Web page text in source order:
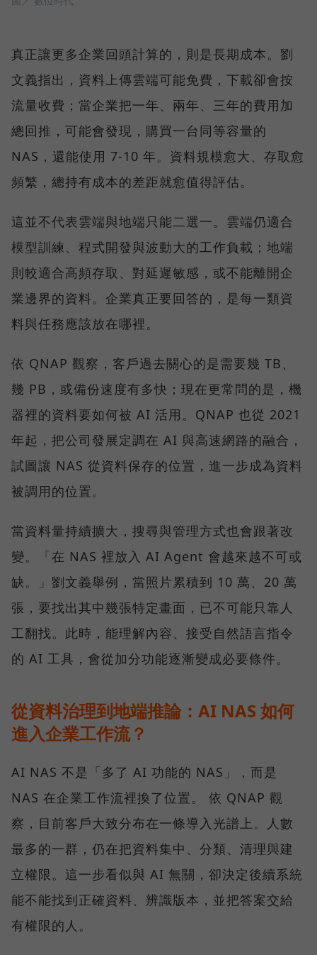
真正讓更多企業回頭計算的，則是長期成本。劉
文義指出，資料上傳雲端可能免費，下載卻會按
流量收費；當企業把一年、兩年、三年的費用加
總回推，可能會發現，購買一台同等容量的
NAS，還能使用 7-10 年。資料規模愈大、存取愈
頻繁，總持有成本的差距就愈值得評估。
這並不代表雲端與地端只能二選一。雲端仍適合
模型訓練、程式開發與波動大的工作負載；地端
則較適合高頻存取、對延遲敏感，或不能離開企
業邊界的資料。企業真正要回答的，是每一類資
料與任務應該放在哪裡。
依 QNAP 觀察，客戶過去關心的是需要幾 TB、
幾 PB，或備份速度有多快；現在更常問的是，機
器裡的資料要如何被 AI 活用。QNAP 也從 2021
年起，把公司發展定調在 AI 與高速網路的融合，
試圖讓 NAS 從資料保存的位置，進一步成為資料
被調用的位置。
當資料量持續擴大，搜尋與管理方式也會跟著改
變。「在 NAS 裡放入 AI Agent 會越來越不可或
缺。」劉文義舉例，當照片累積到 10 萬、20 萬
張，要找出其中幾張特定畫面，已不可能只靠人
工翻找。此時，能理解內容、接受自然語言指令
的 AI 工具，會從加分功能逐漸變成必要條件。
從資料治理到地端推論：AI NAS 如何
進入企業工作流？
AI NAS 不是「多了 AI 功能的 NAS」，而是
NAS 在企業工作流裡換了位置。 依 QNAP 觀
察，目前客戶大致分布在一條導入光譜上。人數
最多的一群，仍在把資料集中、分類、清理與建
立權限。這一步看似與 AI 無關，卻決定後續系統
能不能找到正確資料、辨識版本，並把答案交給
有權限的人。